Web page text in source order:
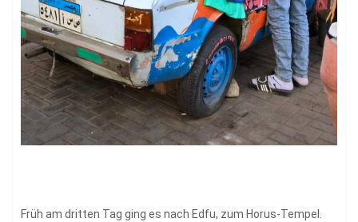
Früh am dritten Tag ging es nach Edfu, zum Horus-Tempel.